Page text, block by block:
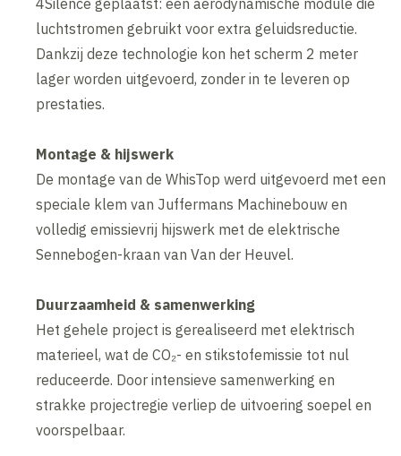
4Silence geplaatst: een aerodynamische module die
luchtstromen gebruikt voor extra geluidsreductie.
Dankzij deze technologie kon het scherm 2 meter
lager worden uitgevoerd, zonder in te leveren op
prestaties.
Montage & hijswerk
De montage van de WhisTop werd uitgevoerd met een
speciale klem van Juffermans Machinebouw en
volledig emissievrij hijswerk met de elektrische
Sennebogen-kraan van Van der Heuvel.
Duurzaamheid & samenwerking
Het gehele project is gerealiseerd met elektrisch
materieel, wat de CO₂- en stikstofemissie tot nul
reduceerde. Door intensieve samenwerking en
strakke projectregie verliep de uitvoering soepel en
voorspelbaar.